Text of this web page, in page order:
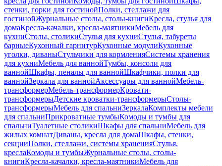
стенки, горки для гостинойПолки, стеллажи для
гостинойЖурнальные столы, столы-книгиКресла, стулья для
домаКресла-качалки, кресла-маятникиМебель для
кухниСтолы, столикиСтулья для кухниСтулья, табуреты
барныеКухонный гарнитурКухонные модулиКухонные
уголки, диваныСтульчики для кормленияСистемы хранения
для кухниМебель для ваннойТумбы, консоли для
ваннойШкафы, пеналы для ваннойШкафчики, полки для
ваннойЗеркала для ваннойАксессуары для ваннойМебель-
трансформерМебель-трансформерКровати-
трансформерыДетские кроватки-трансформерыСтолы-
трансформерыМебель для спальниЗеркалаКомплекты мебели
для спальниПрикроватные тумбыКомоды и тумбы для
спальниТуалетные столикиШкафы для спальниМебель для
жилых комнатДиваны, кресла для домаШкафы, стенки,
секцииПолки, стеллажи, системы храненияСтулья,
креслаКомоды и тумбыЖурнальные столы, столы-
книгиКресла-качалки, кресла-маятникиМебель для